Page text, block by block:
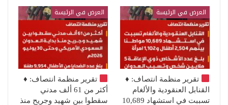
العرض في الرئيسة
تقرير منظمة انتصاف: ♦️
القنابل العنقودية والألغام
تسببت في استشهاد 10,689
العرض في الرئيسة
تقرير منظمة انتصاف: ♦️
أكثر من 61 ألف مدني
سقطوا بين شهيد وجريح منذ